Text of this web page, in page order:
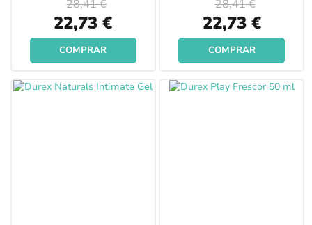
Special
Price
22,73 €
28,41 €
COMPRAR
Special
Price
22,73 €
28,41 €
COMPRAR